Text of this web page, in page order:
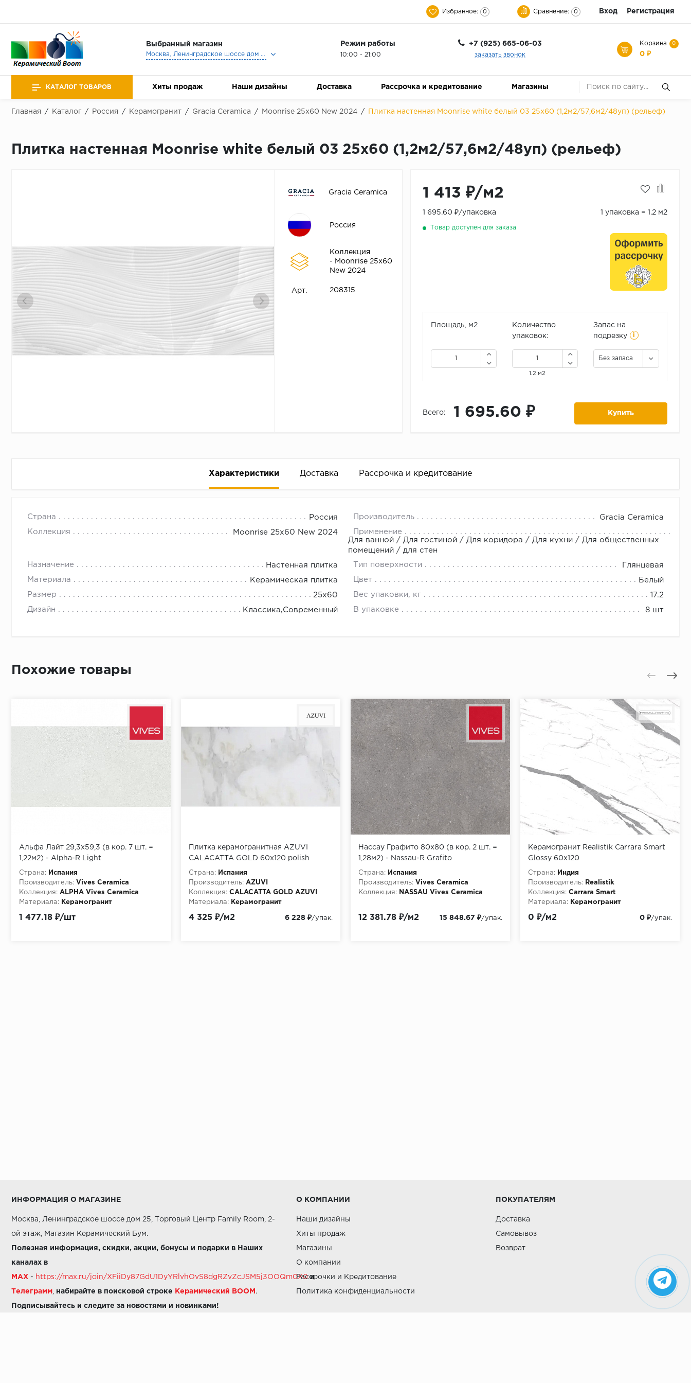
Избранное: 0 Сравнение: 0 Вход Регистрация
Выбранный магазин
Москва, Ленинградское шоссе дом 25, Торговый Центр Family Room, 2-ой этаж, Магазин Керамический Бум.
Режим работы
10:00 - 21:00
+7 (925) 665-06-03
заказать звонок
Корзина 0
0 ₽
КАТАЛОГ ТОВАРОВ Хиты продаж Наши дизайны Доставка Рассрочка и кредитование Магазины
Главная / Каталог / Россия / Керамогранит / Gracia Ceramica / Moonrise 25х60 New 2024 / Плитка настенная Moonrise white белый 03 25х60 (1,2м2/57,6м2/48уп) (рельеф)
Плитка настенная Moonrise white белый 03 25х60 (1,2м2/57,6м2/48уп) (рельеф)
Gracia Ceramica
Россия
Коллекция
- Moonrise 25х60
New 2024
Арт. 208315
1 413 ₽/м2
1 695.60 ₽/упаковка 1 упаковка = 1.2 м2
Товар доступен для заказа
Площадь, м2
Количество
упаковок:
1.2 м2
Запас на
подрезку
i
Без запаса
Всего: 1 695.60 ₽ Купить
Характеристики Доставка Рассрочка и кредитование
Страна Россия Производитель Gracia Ceramica
Коллекция Moonrise 25х60 New 2024
Применение
Для ванной / Для гостиной / Для коридора / Для кухни / Для общественных
помещений / для стен
Назначение Настенная плитка Тип поверхности Глянцевая
Материала Керамическая плитка Цвет Белый
Размер 25x60 Вес упаковки, кг 17.2
Дизайн Классика,Современный В упаковке 8 шт
Достаточно только паспорта
Похожие товары
Альфа Лайт 29,3х59,3 (в кор. 7 шт. =
1,22м2) - Alpha-R Light
Страна:
Испания
Производитель: Vives Ceramica
Коллекция: ALPHA Vives Ceramica
Материала:
Керамогранит
1 477.18 ₽/шт
Плитка керамогранитная AZUVI
CALACATTA GOLD 60x120 polish
(AZU01999902P)
Страна:
Испания
Производитель: AZUVI
Коллекция: CALACATTA GOLD AZUVI
Материала:
Керамогранит
4 325 ₽/м2 6 228 ₽/упак.
Нассау Графито 80х80 (в кор. 2 шт. =
1,28м2) - Nassau-R Grafito
Страна:
Испания
Производитель: Vives Ceramica
Коллекция:
NASSAU Vives Ceramica
12 381.78 ₽/м2 15 848.67 ₽/упак.
Керамогранит Realistik Carrara Smart
Glossy 60x120
Страна:
Индия
Производитель:
Realistik
Коллекция: Carrara Smart
Материала:
Керамогранит
0 ₽/м2 0 ₽/упак.
ИНФОРМАЦИЯ О МАГАЗИНЕ
Москва, Ленинградское шоссе дом 25, Торговый Центр Family Room, 2-
ой этаж, Магазин Керамический Бум.
Полезная информация, скидки, акции, бонусы и подарки в Наших
каналах в
MAX - https://max.ru/join/XFiiDy87GdU1DyYRlvhOvS8dgRZvZcJSM5j3OOQm0X0 и
Телеграмм набирайте в поисковой строке Керамический BOOM .
Подписывайтесь и следите за новостями и новинками!
О КОМПАНИИ
Наши дизайны
Хиты продаж
Магазины
О компании
Рассрочки и Кредитование
Политика конфиденциальности
ПОКУПАТЕЛЯМ
Доставка
Самовывоз
Возврат